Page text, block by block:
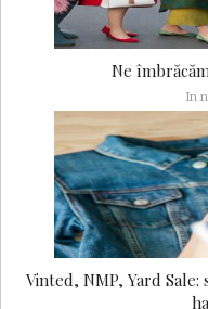
Ne
In
Vinted, NMP, Yard